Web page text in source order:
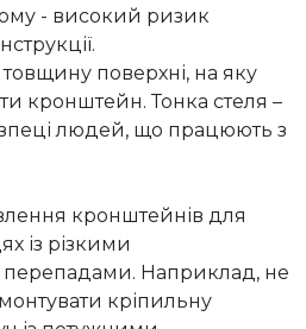
- високий ризик
товщину поверхні, на яку
кронштейн. Тонка стеля –
людей, що працюють з
кронштейнів для
із різкими
Наприклад, не
кріпильну